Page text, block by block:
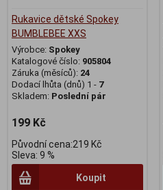
Rukavice dětské Spokey
BUMBLEBEE XXS
Výrobce: Spokey
Katalogové číslo: 905804
Záruka (měsíců): 24
Dodací lhůta (dnů) 1 - 7
Skladem: Poslední pár
199 Kč
Původní cena:219 Kč
Sleva: 9 %
Koupit